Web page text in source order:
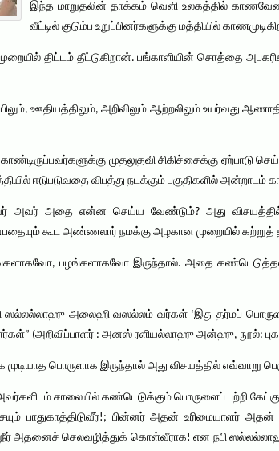
இந்த மாறுதலின் தாக்கம் வெளி உலகத்தில்
வீட்டில் குடும்ப உறுப்பினர்களுக்கு மத்தியில்
திட்டம் தீட்டுகிறான். பங்காளியின் சொத்தை
ஊதியத்திலும், அறிவிலும் ஆற்றலிலும் உயர்வது
கொண்டிருப்பவர்களுக்கு முதலுதவி சிகிச்சைக்கு
ஈடுபடுவதை விபத்து நடக்கும் பகுதிகளில் அன்றாடம்
அவர் அதை என்ன செய்ய வேண்டும்? அது விசயத்தில்
கூட அண்ணலார் நமக்கு அழகான முறையில் கற்றுத்
பழங்களாகவோ இருந்தால். அதை
ஸல்லல்லாஹு அலைஹி வஸல்லம் வர்கள் ‘இது தர்மப்
(அறிவிப்பாளர் : அனஸ் ரளியல்லாஹு அன்ஹு, நூல்:
பொருளாக இருந்தால் அது விசயத்தில் எவ்வாறு
சாலையில் கண்டெடுக்கும் பொருளைப் பற்றி கேட்கும்
பாதுகாத்திடுவீர்!; பின்னர் அதன் உரிமையாளர்
நீர் அதனைச் செலவழித்துக் கொள்வீராக! என நபி